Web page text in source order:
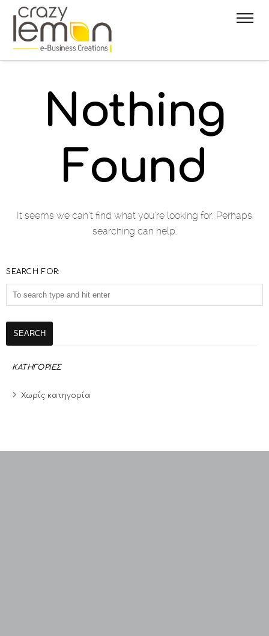
Nothing
Found
It seems we can’t find what you’re looking for. Perhaps
searching can help.
SEARCH FOR:
ΚΑΤΗΓΟΡΙΕΣ
Χωρίς κατηγορία